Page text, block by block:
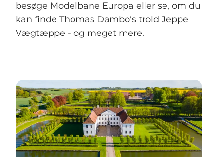
besøge Modelbane Europa eller se, om du
kan finde Thomas Dambo's trold Jeppe
Vægtæppe - og meget mere.